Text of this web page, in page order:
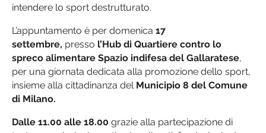
intendere lo sport destrutturato.
L’appuntamento è per domenica 17
settembre, presso l’Hub di Quartiere contro lo
spreco alimentare Spazio indifesa del Gallaratese,
per una giornata dedicata alla promozione dello sport,
insieme alla cittadinanza del Municipio 8 del Comune
di Milano.
Dalle 11.00 alle 18.00 grazie alla partecipazione di